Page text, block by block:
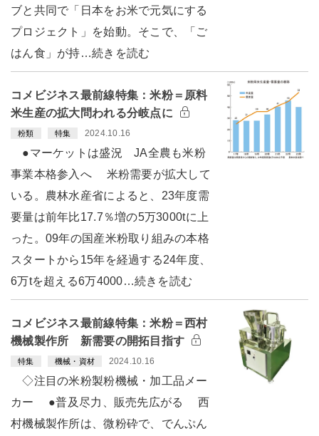
ブと共同で「日本をお米で元気にする
プロジェクト」を始動。そこで、「ご
はん食」が持…続きを読む
コメビジネス最前線特集：米粉＝原料
米生産の拡大問われる分岐点に
粉類 特集 2024.10.16
●マーケットは盛況 JA全農も米粉
事業本格参入へ 米粉需要が拡大して
いる。農林水産省によると、23年度需
要量は前年比17.7％増の5万3000tに上
った。09年の国産米粉取り組みの本格
スタートから15年を経過する24年度、
6万tを超える6万4000…続きを読む
コメビジネス最前線特集：米粉＝西村
機械製作所 新需要の開拓目指す
特集 機械・資材 2024.10.16
◇注目の米粉製粉機械・加工品メー
カー ●普及尽力、販売先広がる 西
村機械製作所は、微粉砕で、でんぷん